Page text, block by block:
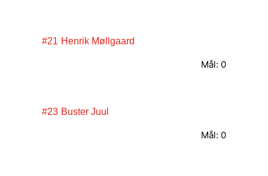
#21 Henrik Møllgaard
Mål: 0
#23 Buster Juul
Mål: 0